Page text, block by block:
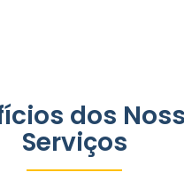
dos
Serviços